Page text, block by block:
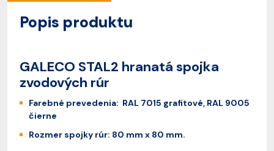
Popis produktu
GALECO STAL2 hranatá spojka
zvodových rúr
Farebné prevedenia: RAL 7015 grafitové, RAL 9005
čierne
Rozmer spojky rúr: 80 mm x 80 mm.